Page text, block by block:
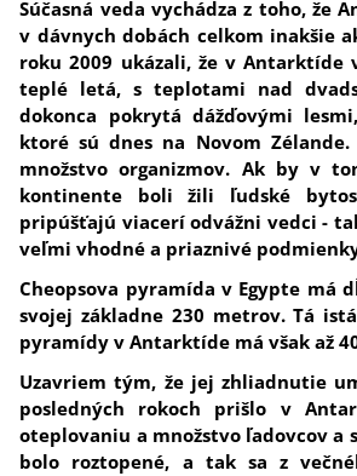
Súčasná veda vychádza z toho, že
v dávnych dobách celkom inakšie
roku 2009 ukázali, že v Antarktíde
teplé letá, s teplotami nad
dokonca pokrytá dážďovými
ktoré sú dnes na Novom
množstvo organizmov. Ak by v
kontinente boli žili ľudské
pripúšťajú viacerí odvážni vedci -
veľmi vhodné a priaznivé
Cheopsova pyramída v Egypte má
svojej základne 230 metrov. Tá
pyramídy v Antarktíde má však až
Uzavriem tým, že jej zhliadnutie
posledných rokoch prišlo v
oteplovaniu a množstvo ľadovcov a
bolo roztopené, a tak sa z